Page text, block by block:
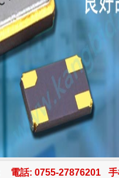
電話: 0755-27876201